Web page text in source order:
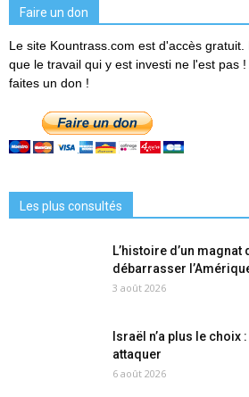
Faire un don
Le site Kountrass.com est d'accès
que le travail qui y est investi ne l'est pas
faites un don !
Les plus consultés
L’histoire d’un
débarrasser
3 août 2026
Israël n’a plus le choix
attaquer
6 août 2026